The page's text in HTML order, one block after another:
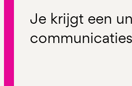
Je krijgt een